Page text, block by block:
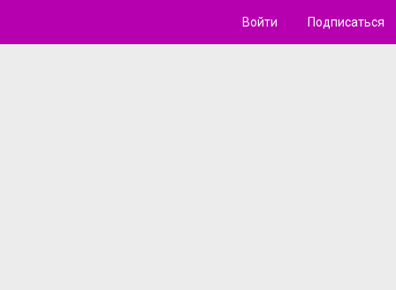
Войти Подписаться